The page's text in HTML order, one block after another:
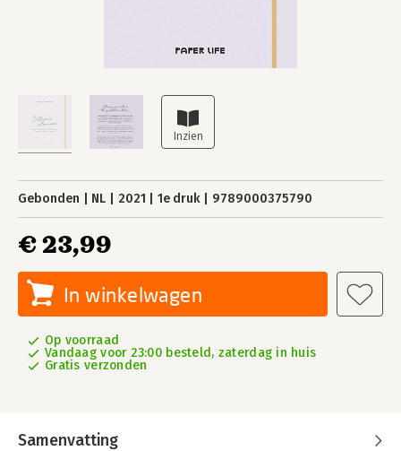
Gebonden NL 2021 1e druk 9789000375790
€ 23,99
In winkelwagen
Op voorraad
Vandaag voor 23:00 besteld, zaterdag in huis
Gratis verzonden
Samenvatting